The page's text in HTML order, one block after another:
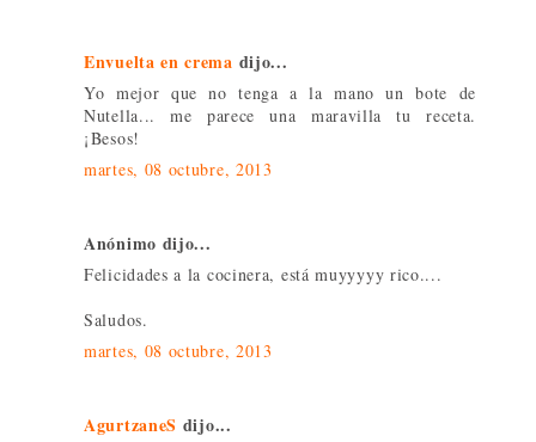
Envuelta en crema dijo...
Yo mejor que no tenga a la mano un bote de
Nutella... me parece una maravilla tu receta.
¡Besos!
martes, 08 octubre, 2013
Anónimo dijo...
Felicidades a la cocinera, está muyyyyy rico....
Saludos.
martes, 08 octubre, 2013
AgurtzaneS dijo...